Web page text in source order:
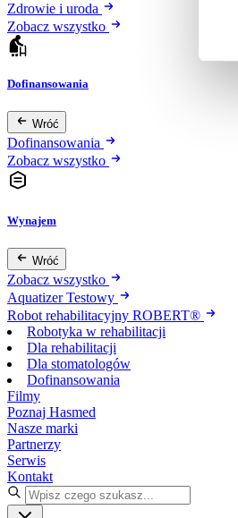
Zdrowie i uroda
Zobacz wszystko
Dofinansowania
Wróć
Dofinansowania
Zobacz wszystko
Wynajem
Wróć
Zobacz wszystko
Aquatizer Testowy
Robot rehabilitacyjny ROBERT®
Robotyka w rehabilitacji
Dla rehabilitacji
Dla stomatologów
Dofinansowania
Filmy
Poznaj Hasmed
Nasze marki
Partnerzy
Serwis
Kontakt